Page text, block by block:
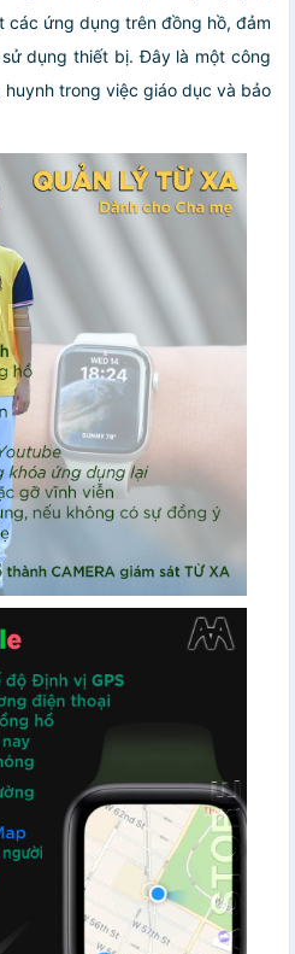
các ứng dụng trên đồng hồ, đảm
dụng thiết bị. Đây là một công
trong việc giáo dục và bảo